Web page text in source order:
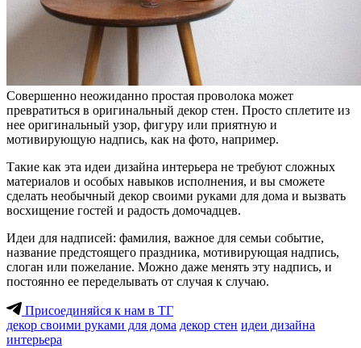
Совершенно неожиданно простая проволока может
превратиться в оригинальный декор стен. Просто сплетите из
нее оригинальный узор, фигуру или приятную и
мотивирующую надпись, как на фото, например.
Такие как эта идеи дизайна интерьера не требуют сложных
материалов и особых навыков исполнения, и вы сможете
сделать необычный декор своими руками для дома и вызвать
восхищение гостей и радость домочадцев.
Идеи для надписей: фамилия, важное для семьи событие,
название предстоящего праздника, мотивирующая надпись,
слоган или пожелание. Можно даже менять эту надпись, и
постоянно ее переделывать от случая к случаю.
Присоединяйся к нам в ТГ
декор своими руками для дома декор стен идеи дизайна
интерьера